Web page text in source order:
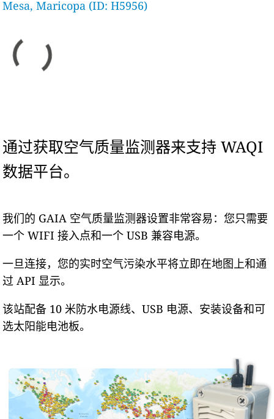
Mesa, Maricopa (ID: H5956)
通过获取空气质量监测器来支持 WAQI
数据平台。
我们的 GAIA 空气质量监测器设置非常容易：您只需要
一个 WIFI 接入点和一个 USB 兼容电源。
一旦连接，您的实时空气污染水平将立即在地图上和通
过 API 显示。
该站配备 10 米防水电源线、USB 电源、安装设备和可
选太阳能电池板。